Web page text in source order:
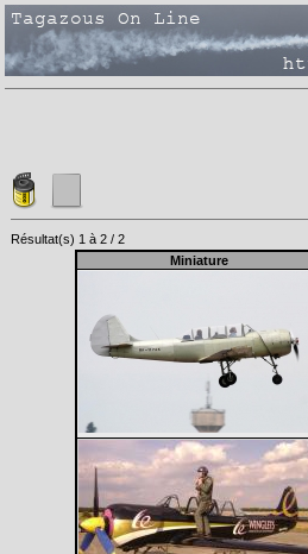
Résultat(s) 1 à 2 / 2
Miniature